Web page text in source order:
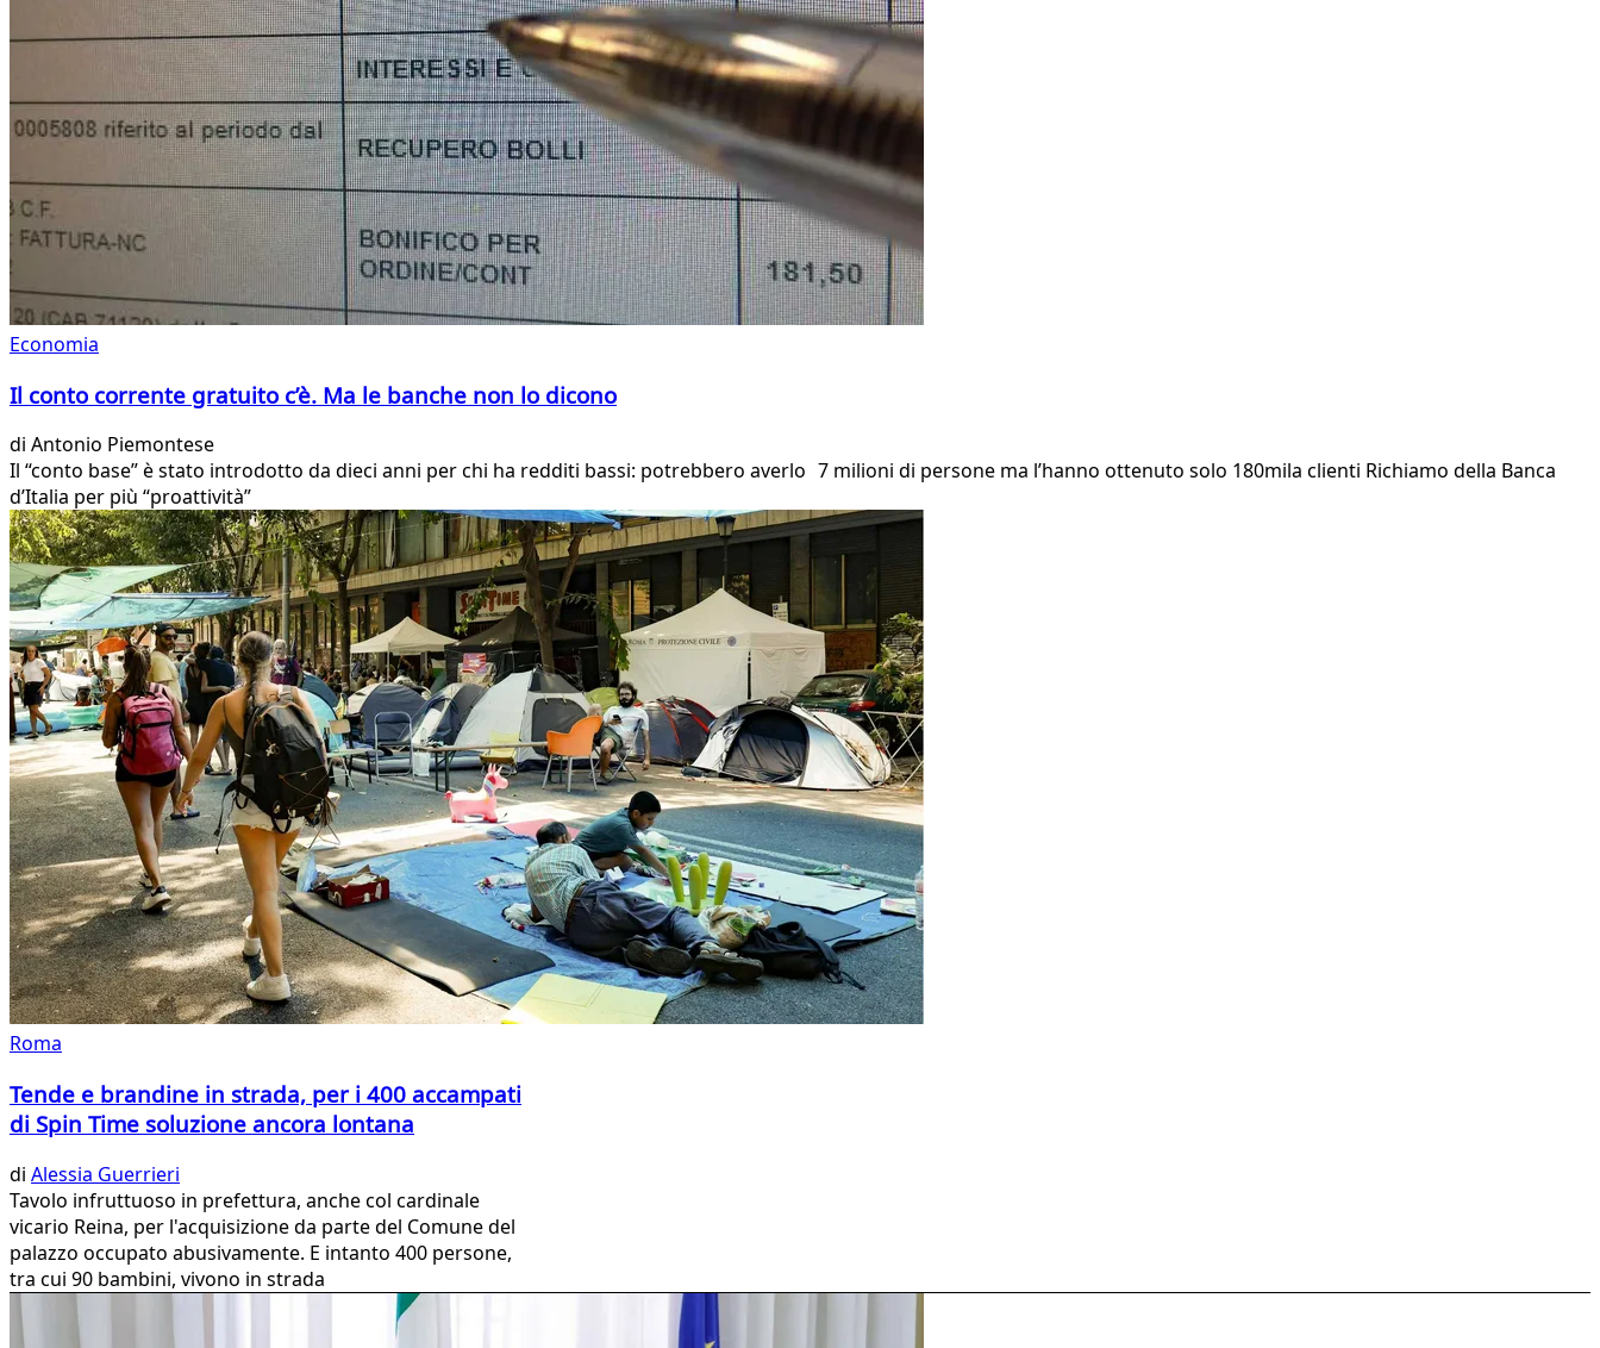
Economia
Il conto corrente gratuito c’è. Ma le banche non lo dicono
di Antonio Piemontese
Il “conto base” è stato introdotto da dieci anni per chi ha redditi bassi: potrebbero averlo 7 milioni di persone ma l’hanno ottenuto solo 180mila clienti Richiamo della Banca
d’Italia per più “proattività”
Roma
Tende e brandine in strada, per i 400 accampati
di Spin Time soluzione ancora lontana
di Alessia Guerrieri
Tavolo infruttuoso in prefettura, anche col cardinale
vicario Reina, per l'acquisizione da parte del Comune del
palazzo occupato abusivamente. E intanto 400 persone,
tra cui 90 bambini, vivono in strada